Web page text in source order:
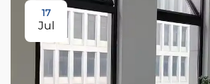
17
Jul